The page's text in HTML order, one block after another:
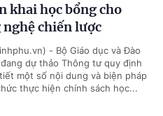
khai học bổng cho
chiến lược
- Bộ Giáo dục và Đào
dự thảo Thông tư quy định
một số nội dung và biện pháp
thực hiện chính sách học...